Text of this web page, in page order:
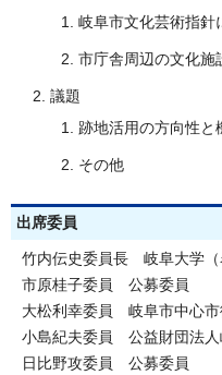
岐阜市文化芸術指針
市庁舎周辺の文化施
議題
跡地活用の方向性と
その他
出席委員
竹内伝史委員長 岐阜大学（
市原桂子委員 公募委員
大松利幸委員 岐阜市中心市
小島紀夫委員 公益財団法人
日比野攻委員 公募委員